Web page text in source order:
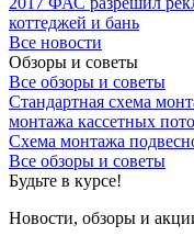
коттеджей и бань
Все новости
Обзоры и советы
Все обзоры и советы
Стандартная схема
монтажа кассетных
Схема монтажа
Все обзоры и советы
Будьте в курсе!
Новости, обзоры и